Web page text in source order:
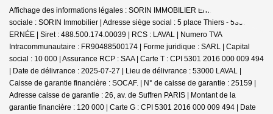
Affichage des informations légales : SORIN IMMOBILIER Ernée | Raison
sociale : SORIN Immobilier | Adresse siège social : 5 place Thiers - 53500
ERNÉE | Siret : 488.500.174.00039 | RCS : LAVAL | Numero TVA
Intracommunautaire : FR90488500174 | Forme juridique : SARL | Capital
social : 10 000 | Assurance RCP : SAA | Carte T : CPI 5301 2016 000 009 494
| Date de délivrance : 2025-07-27 | Lieu de délivrance : 53000 LAVAL |
Caisse de garantie financière : SOCAF. | N° de caisse de garantie : 25159 |
Adresse caisse de garantie : 26, av. de Suffren PARIS | Montant de la
garantie financière : 120 000 | Carte G : CPI 5301 2016 000 009 494 | Date